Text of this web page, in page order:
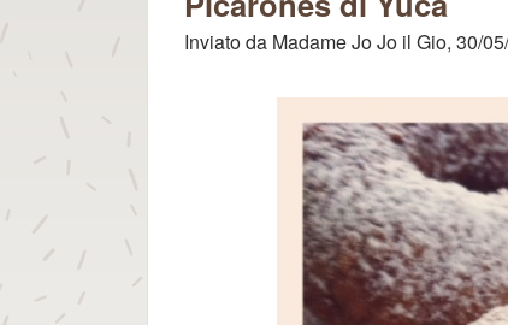
per gli Dei
Inviato da Madame Jo Jo il Gio, 30/